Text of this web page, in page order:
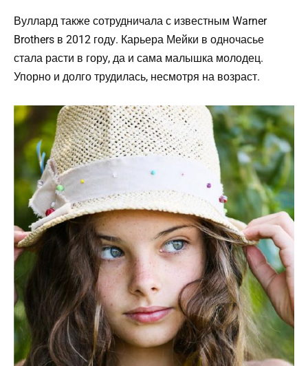
Вуллард также сотрудничала с известным Warner
Brothers в 2012 году. Карьера Мейки в одночасье
стала расти в гору, да и сама малышка молодец.
Упорно и долго трудилась, несмотря на возраст.